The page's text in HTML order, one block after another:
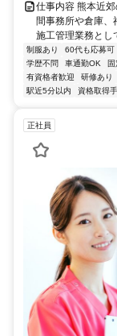
仕事内容 熊本近
間事務所や倉庫、
施工管理業務とし
制服あり 60代も応募可
学歴不問
車通勤OK 固
有資格者歓迎
研修あり
駅近5分以内
資格取得
正社員